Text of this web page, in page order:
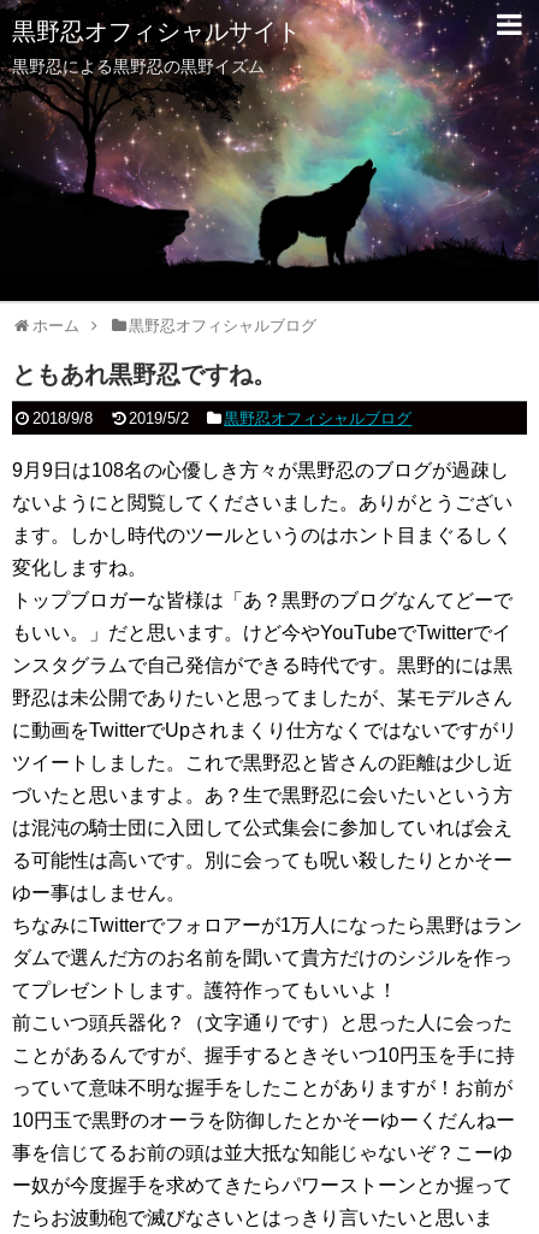
黒野忍オフィシャルサイト
黒野忍による黒野忍の黒野イズム
ホーム 黒野忍オフィシャルブログ
ともあれ黒野忍ですね。
2018/9/8 2019/5/2 黒野忍オフィシャルブログ
9月9日は108名の心優しき方々が黒野忍のブログが過疎し
ないようにと閲覧してくださいました。ありがとうござい
ます。しかし時代のツールというのはホント目まぐるしく
変化しますね。
トップブロガーな皆様は「あ？黒野のブログなんてどーで
もいい。」だと思います。けど今やYouTubeでTwitterでイ
ンスタグラムで自己発信ができる時代です。黒野的には黒
野忍は未公開でありたいと思ってましたが、某モデルさん
に動画をTwitterでUpされまくり仕方なくではないですがリ
ツイートしました。これで黒野忍と皆さんの距離は少し近
づいたと思いますよ。あ？生で黒野忍に会いたいという方
は混沌の騎士団に入団して公式集会に参加していれば会え
る可能性は高いです。別に会っても呪い殺したりとかそー
ゆー事はしません。
ちなみにTwitterでフォロアーが1万人になったら黒野はラン
ダムで選んだ方のお名前を聞いて貴方だけのシジルを作っ
てプレゼントします。護符作ってもいいよ！
前こいつ頭兵器化？（文字通りです）と思った人に会った
ことがあるんですが、握手するときそいつ10円玉を手に持
っていて意味不明な握手をしたことがありますが！お前が
10円玉で黒野のオーラを防御したとかそーゆーくだんねー
事を信じてるお前の頭は並大抵な知能じゃないぞ？こーゆ
ー奴が今度握手を求めてきたらパワーストーンとか握って
たらお波動砲で滅びなさいとはっきり言いたいと思いま